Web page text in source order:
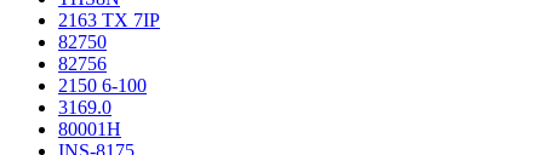
2163 TX 7IP
82750
82756
2150 6-100
3169.0
80001H
INS-8175